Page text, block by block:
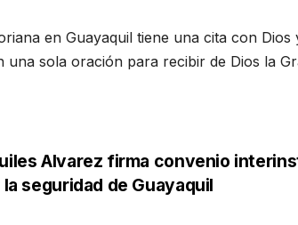
en Guayaquil tiene una cita con
una sola oración para recibir de Dios la
Alvarez firma convenio
seguridad de Guayaquil